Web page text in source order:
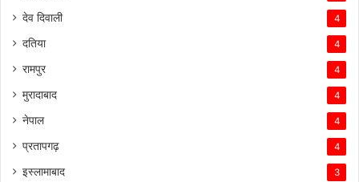
देव दिवाली 4
दतिया 4
रामपुर 4
मुरादाबाद 4
नेपाल 4
प्रतापगढ़ 4
इस्लामाबाद 3